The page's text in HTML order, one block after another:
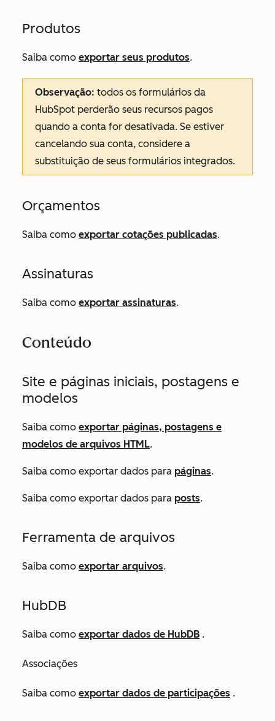
Produtos
Saiba como exportar seus produtos.
Observação: todos os formulários da
HubSpot perderão seus recursos pagos
quando a conta for desativada. Se estiver
cancelando sua conta, considere a
substituição de seus formulários integrados.
Orçamentos
Saiba como exportar cotações publicadas.
Assinaturas
Saiba como exportar assinaturas.
Conteúdo
Site e páginas iniciais, postagens e
modelos
Saiba como exportar páginas, postagens e
modelos de arquivos HTML.
Saiba como exportar dados para páginas.
Saiba como exportar dados para posts.
Ferramenta de arquivos
Saiba como exportar arquivos.
HubDB
Saiba como exportar dados de HubDB .
Associações
Saiba como exportar dados de participações .